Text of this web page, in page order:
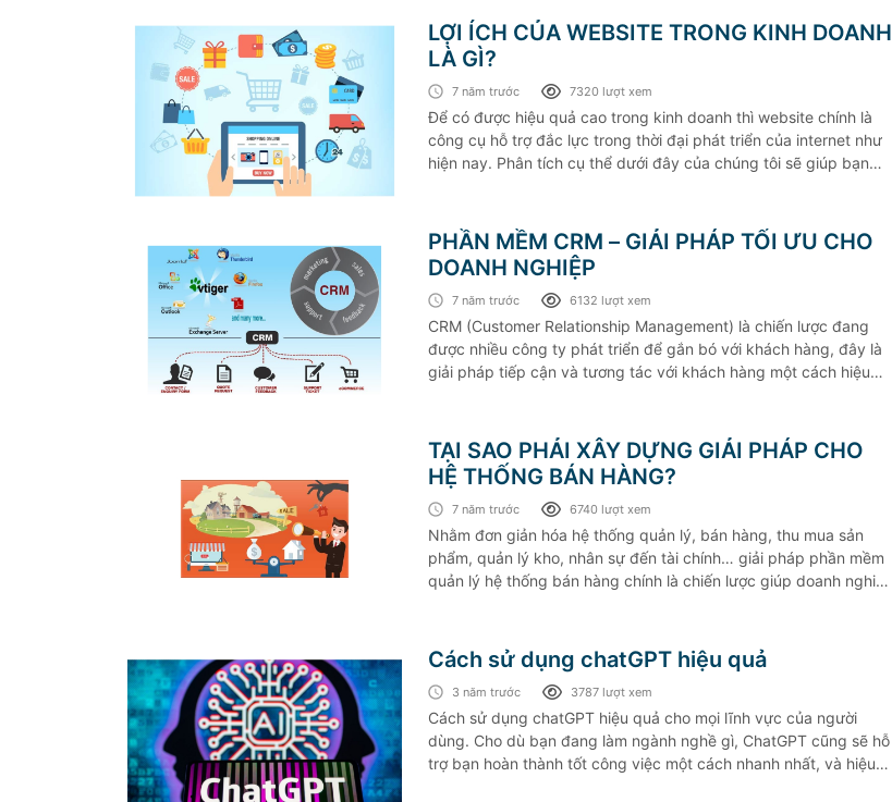
LỢI ÍCH CỦA WEBSITE TRONG KINH DOANH
LÀ GÌ?
7 năm trước 7320 lượt xem
Để có được hiệu quả cao trong kinh doanh thì website chính là
công cụ hỗ trợ đắc lực trong thời đại phát triển của internet như
hiện nay. Phân tích cụ thể dưới đây của chúng tôi sẽ giúp bạn
PHẦN MỀM CRM – GIẢI PHÁP TỐI ƯU CHO
DOANH NGHIỆP
7 năm trước 6132 lượt xem
CRM (Customer Relationship Management) là chiến lược đang
được nhiều công ty phát triển để gắn bó với khách hàng, đây là
giải pháp tiếp cận và tương tác với khách hàng một cách hiệu
TẠI SAO PHẢI XÂY DỰNG GIẢI PHÁP CHO
HỆ THỐNG BÁN HÀNG?
7 năm trước 6740 lượt xem
Nhằm đơn giản hóa hệ thống quản lý, bán hàng, thu mua sản
phẩm, quản lý kho, nhân sự đến tài chính… giải pháp phần mềm
quản lý hệ thống bán hàng chính là chiến lược giúp doanh nghiệp
Cách sử dụng chatGPT hiệu quả
3 năm trước 3787 lượt xem
Cách sử dụng chatGPT hiệu quả cho mọi lĩnh vực của người
dùng. Cho dù bạn đang làm ngành nghề gì, ChatGPT cũng sẽ hỗ
trợ bạn hoàn thành tốt công việc một cách nhanh nhất, và hiệu